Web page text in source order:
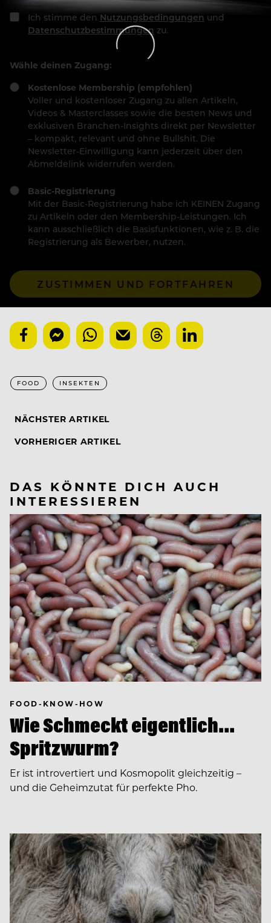
Ich stimme den Nutzungsbedingungen und
Datenschutzbestimmungen zu.
Wähle deinen Zugang:
Kostenlose Membership (empfohlen)
Voller und kostenloser Zugang zu allen Artikeln,
Videos & Masterclasses sowie die besten News und
exklusiven Branchen-Insights direkt per Newsletter
– kompakt, relevant und ohne Bullshit. Die
Newsletter-Einwilligung kann jederzeit über den
Abmeldelink widerrufen werden.
Basic-Registrierung
Mit der Basic-Registrierung habe ich KEINEN Zugang
zu Artikeln oder den Membership-Leistungen. Ich
kann ausschließlich die Basisfunktionen, wie z. B. die
Registrierung als Bewerber, nutzen.
ZUSTIMMEN UND FORTFAHREN
FOOD INSEKTEN
NÄCHSTER ARTIKEL
VORHERIGER ARTIKEL
DAS KÖNNTE DICH AUCH
INTERESSIEREN
FOOD-KNOW-HOW
Wie Schmeckt eigentlich…
Spritzwurm?
Er ist introvertiert und Kosmopolit gleichzeitig –
und die Geheimzutat für perfekte Pho.